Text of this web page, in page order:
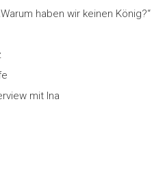
haben wir keinen König?“
mit Ina